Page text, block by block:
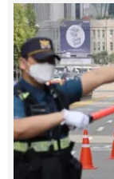
58
seconds